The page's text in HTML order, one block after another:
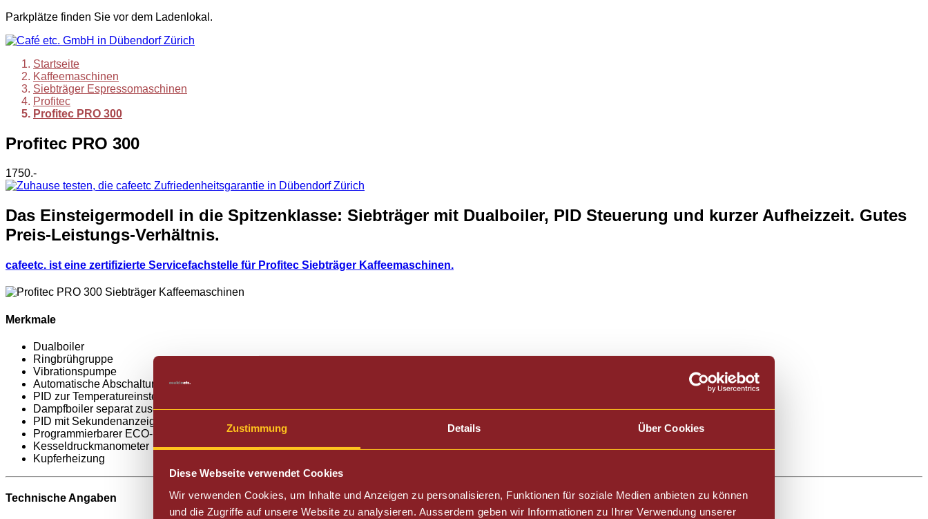
Zustimmung Details Über Cookies
Diese Webseite verwendet Cookies
Wir verwenden Cookies, um Inhalte und Anzeigen zu personalisieren, Funktionen für soziale Medien anbieten zu können
und die Zugriffe auf unsere Website zu analysieren. Ausserdem geben wir Informationen zu Ihrer Verwendung unserer
Parkplätze finden Sie vor dem Ladenlokal.
Startseite
Kaffeemaschinen
Siebträger Espressomaschinen
Profitec
Profitec PRO 300
Profitec PRO 300
1750.-
Das Einsteigermodell in die Spitzenklasse: Siebträger mit Dualboiler, PID Steuerung und kurzer Aufheizzeit. Gutes
Preis-Leistungs-Verhältnis.
cafeetc. ist eine zertifizierte Servicefachstelle für Profitec Siebträger Kaffeemaschinen.
Merkmale
Dualboiler
Ringbrühgruppe
Vibrationspumpe
Automatische Abschaltung durch Sensor bei Wassermangel
PID zur Temperatureinstellung des Kaffeekessels
Dampfboiler separat zuschaltbar
PID mit Sekundenanzeige der Durchlaufzeit
Programmierbarer ECO-Modus
Kesseldruckmanometer
Kupferheizung
Technische Angaben